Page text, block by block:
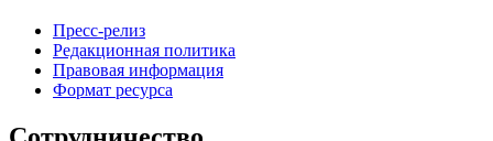
Пресс-релиз
Редакционная политика
Правовая информация
Формат ресурса